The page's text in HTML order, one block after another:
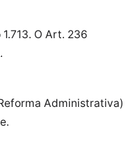
O Art. 236
Administrativa)